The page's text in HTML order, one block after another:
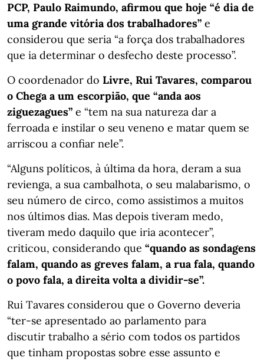
PCP, Paulo Raimundo, afirmou que hoje “é dia de
uma grande vitória dos trabalhadores” e
considerou que seria “a força dos trabalhadores
que ia determinar o desfecho deste processo”.
O coordenador do Livre, Rui Tavares, comparou
o Chega a um escorpião, que “anda aos
ziguezagues” e “tem na sua natureza dar a
ferroada e instilar o seu veneno e matar quem se
arriscou a confiar nele”.
“Alguns políticos, à última da hora, deram a sua
revienga, a sua cambalhota, o seu malabarismo, o
seu número de circo, como assistimos a muitos
nos últimos dias. Mas depois tiveram medo,
tiveram medo daquilo que iria acontecer”,
criticou, considerando que “quando as sondagens
falam, quando as greves falam, a rua fala, quando
o povo fala, a direita volta a dividir-se”.
Rui Tavares considerou que o Governo deveria
“ter-se apresentado ao parlamento para
discutir trabalho a sério com todos os partidos
que tinham propostas sobre esse assunto e